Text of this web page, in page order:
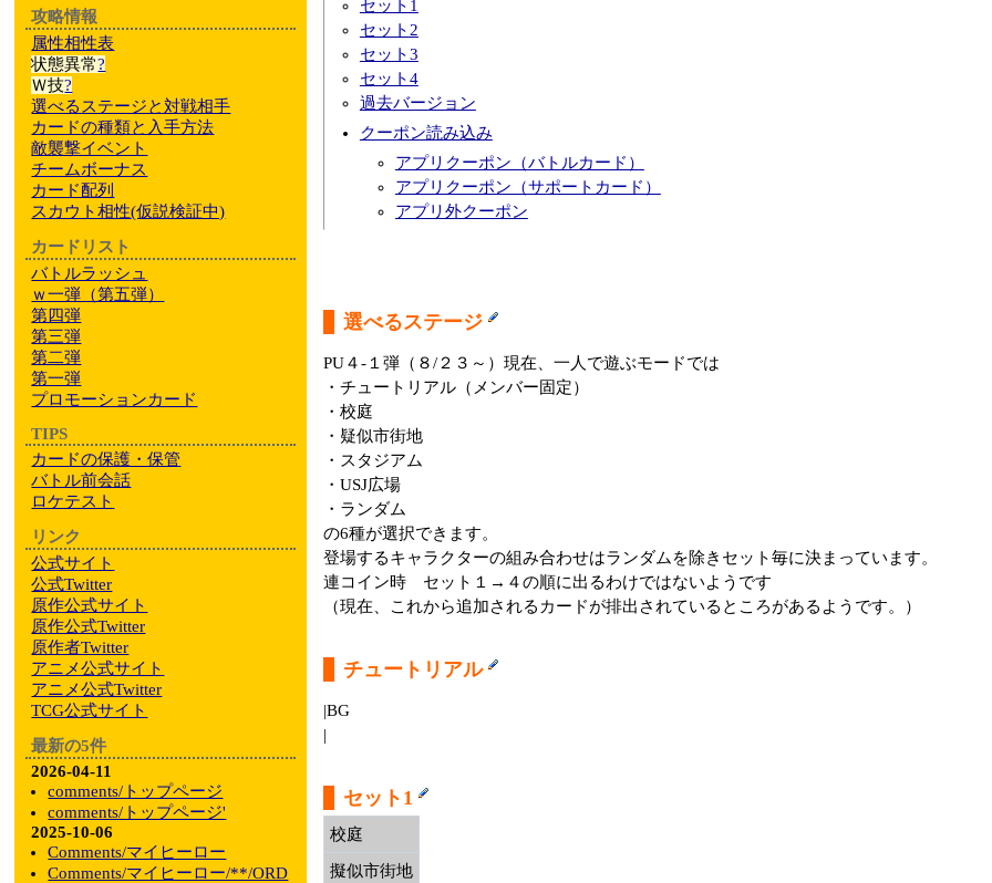
セット1
セット2
セット3
セット4
過去バージョン
クーポン読み込み
アプリクーポン（バトルカード）
アプリクーポン（サポートカード）
アプリ外クーポン
選べるステージ
PU４-１弾（８/２３～）現在、一人で遊ぶモードでは
・チュートリアル（メンバー固定）
・校庭
・疑似市街地
・スタジアム
・USJ広場
・ランダム
の6種が選択できます。
登場するキャラクターの組み合わせはランダムを除きセット毎に決まっています。
連コイン時 セット１→４の順に出るわけではないようです
（現在、これから追加されるカードが排出されているところがあるようです。）
チュートリアル
|BG
|
セット1
校庭
擬似市街地
攻略情報
属性相性表
状態異常?
Ｗ技?
選べるステージと対戦相手
カードの種類と入手方法
敵襲撃イベント
チームボーナス
カード配列
スカウト相性(仮説検証中)
カードリスト
バトルラッシュ
ｗ一弾（第五弾）
第四弾
第三弾
第二弾
第一弾
プロモーションカード
TIPS
カードの保護・保管
バトル前会話
ロケテスト
リンク
公式サイト
公式Twitter
原作公式サイト
原作公式Twitter
原作者Twitter
アニメ公式サイト
アニメ公式Twitter
TCG公式サイト
最新の5件
2026-04-11
comments/トップページ
comments/トップページ'
2025-10-06
Comments/マイヒーロー
Comments/マイヒーロー/**/ORD